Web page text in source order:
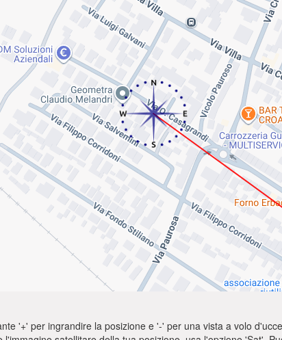
'+' per ingrandire la posizione e '-' per una vista a volo